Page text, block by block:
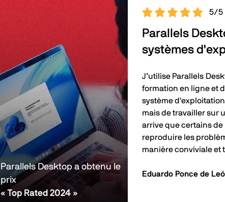
Parallels Desktop a obtenu le
prix
« Top Rated 2024 »
5/5
Parallels
systèmes
J’utilise Parallels
formation en ligne et
système
mais de travailler sur
arrive que certains
reproduire les
manière conviviale et
Eduardo Ponce de